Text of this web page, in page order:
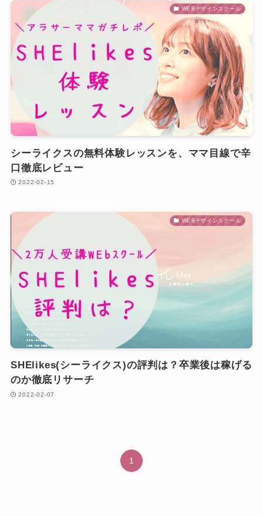
WEBデザインスクール
シーライクスの無料体験レッスンを、ママ目線で辛
口徹底レビュー
2022-02-15
WEBデザインスクール
SHElikes(シーライクス)の評判は？卒業後は稼げる
のか徹底リサーチ
2022-02-07
1